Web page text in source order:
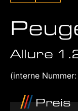
Allure
(interne
Preis